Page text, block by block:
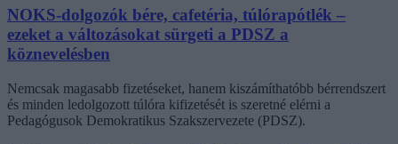
NOKS-dolgozók bére, cafetéria, túlórapótlék –
ezeket a változásokat sürgeti a PDSZ a
köznevelésben
Nemcsak magasabb fizetéseket, hanem kiszámíthatóbb bérrendszert
és minden ledolgozott túlóra kifizetését is szeretné elérni a
Pedagógusok Demokratikus Szakszervezete (PDSZ).